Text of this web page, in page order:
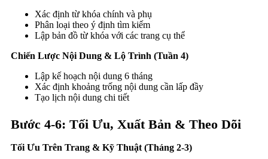
Xác định từ khóa chính và phụ
Phân loại theo ý định tìm kiếm
Lập bản đồ từ khóa với các trang cụ thể
Chiến Lược Nội Dung & Lộ Trình (Tuần 4)
Lập kế hoạch nội dung 6 tháng
Xác định khoảng trống nội dung cần lấp đầy
Tạo lịch nội dung chi tiết
Bước 4-6: Tối Ưu, Xuất Bản & Theo Dõi
Tối Ưu Trên Trang & Kỹ Thuật (Tháng 2-3)